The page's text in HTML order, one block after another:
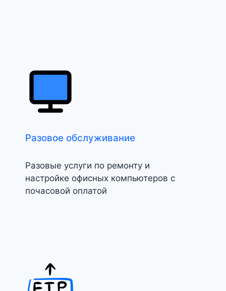
Разовое обслуживание
Разовые услуги по ремонту и
настройке офисных компьютеров с
почасовой оплатой